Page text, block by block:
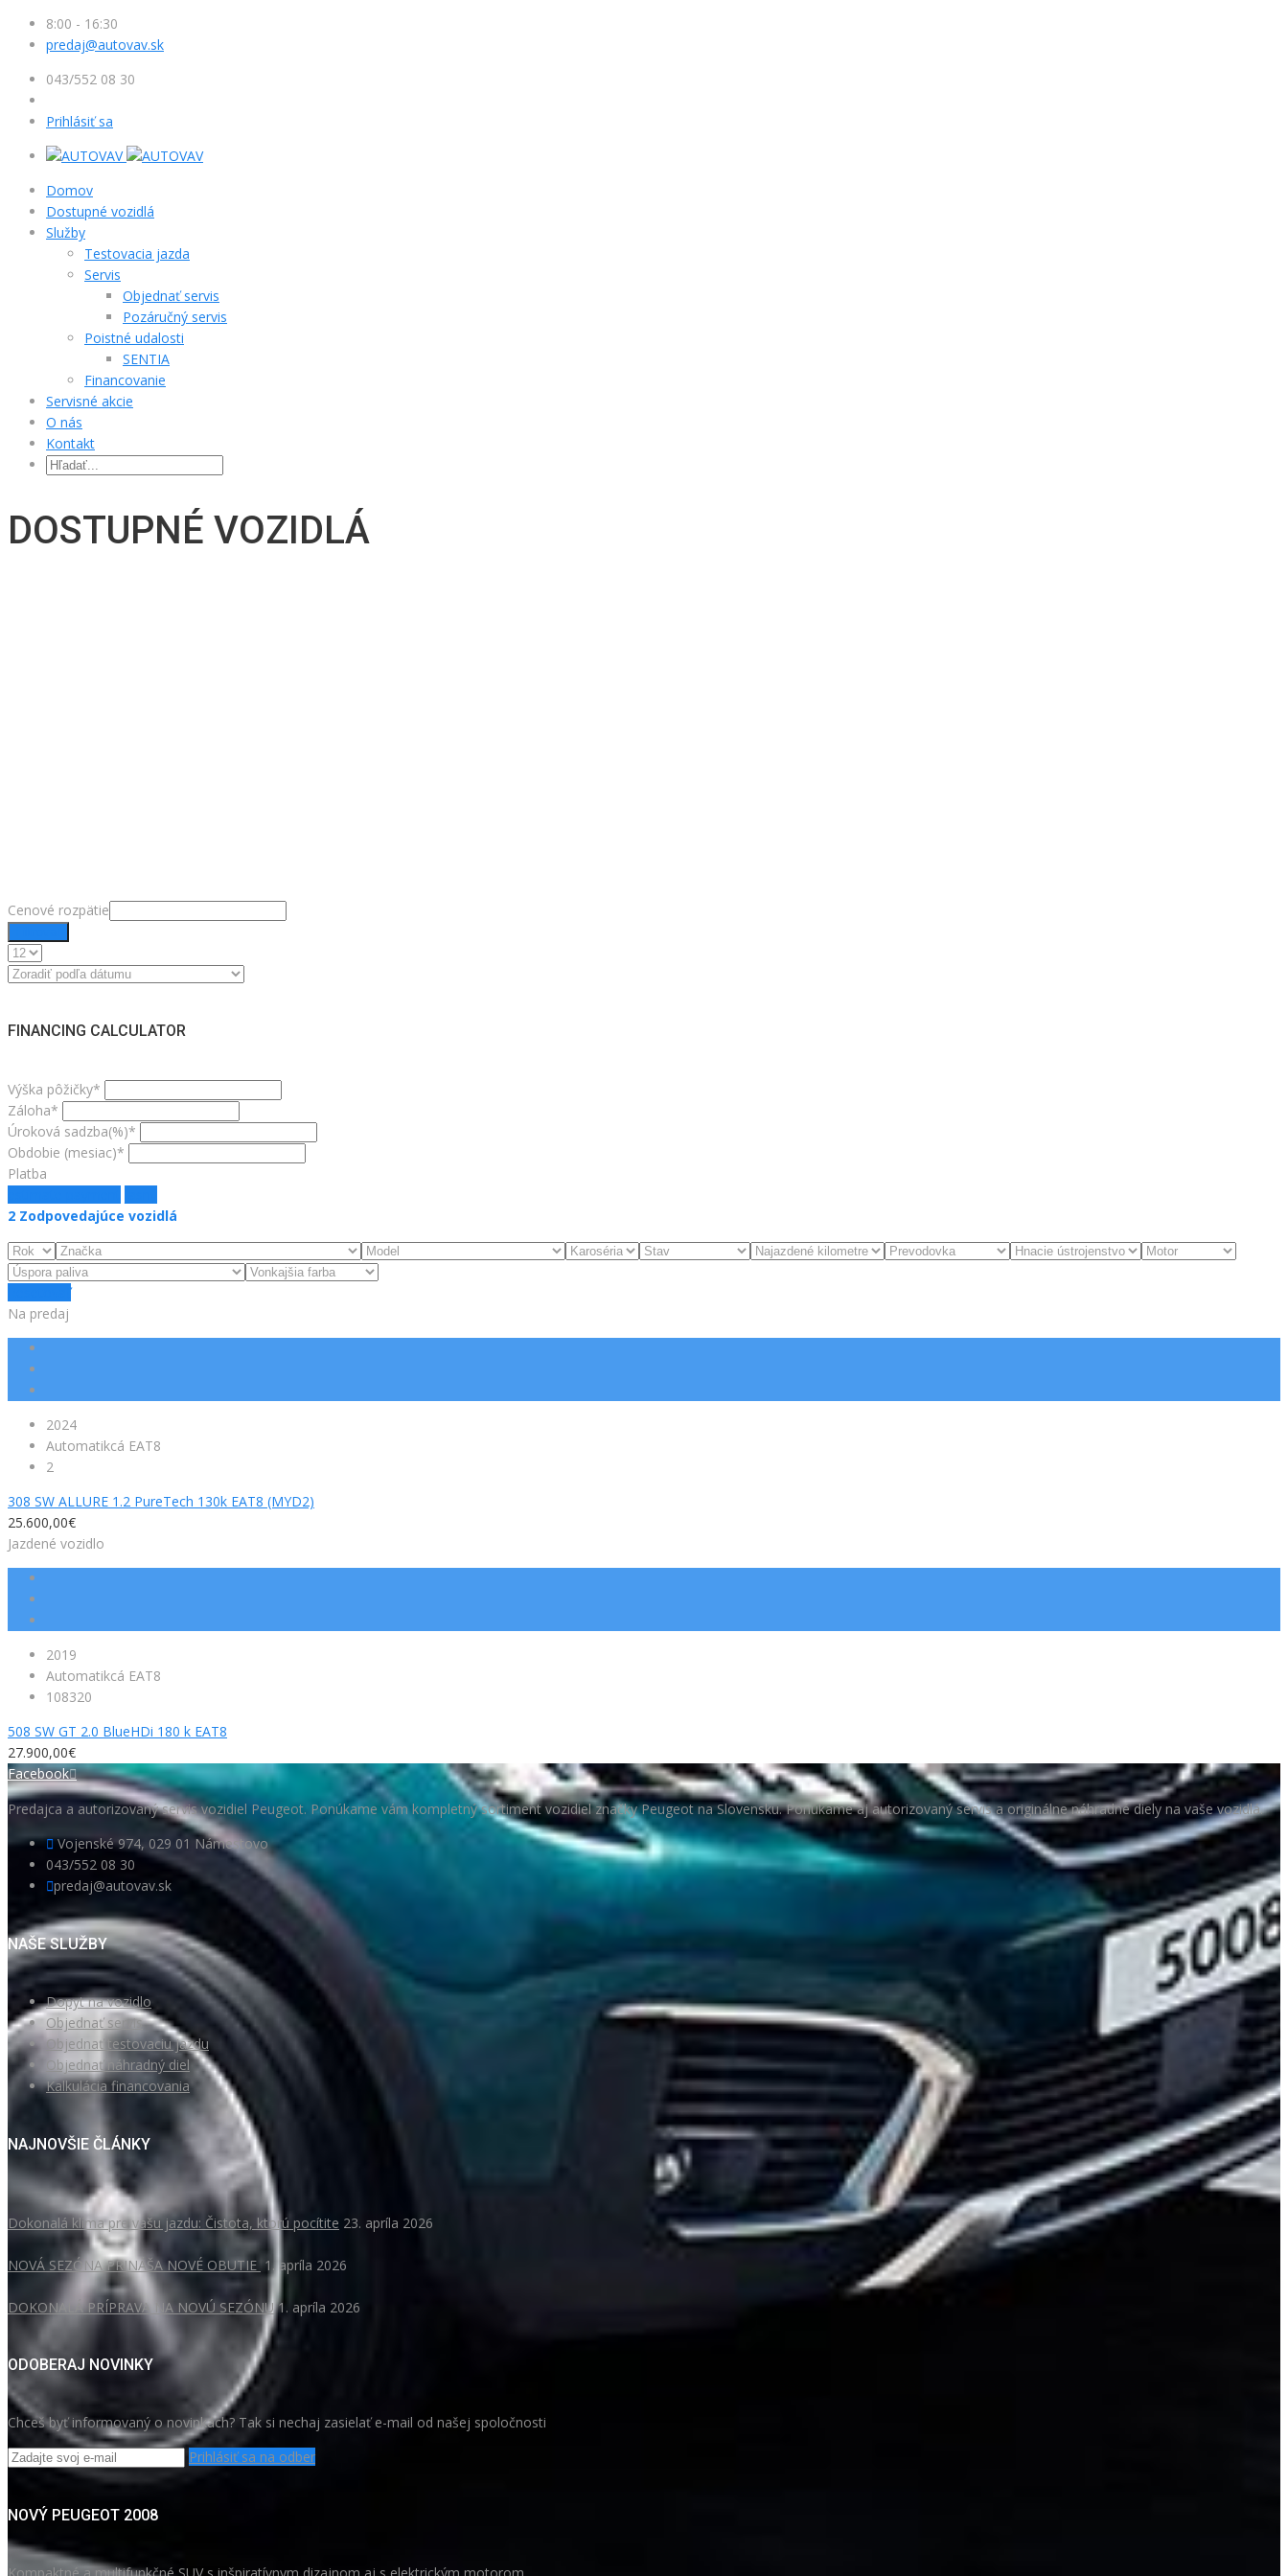
8:00 - 16:30
predaj@autovav.sk
043/552 08 30
Prihlásiť sa
Domov
Dostupné vozidlá
Služby
Testovacia jazda
Servis
Objednať servis
Pozáručný servis
Poistné udalosti
SENTIA
Financovanie
Servisné akcie
O nás
Kontakt
DOSTUPNÉ VOZIDLÁ
Cenové rozpätie
FINANCING CALCULATOR
Výška pôžičky*
Záloha*
Úroková sadzba(%)*
Obdobie (mesiac)*
Platba
2 Zodpovedajúce vozidlá
Na predaj
2024
Automatikcá EAT8
2
308 SW ALLURE 1.2 PureTech 130k EAT8 (MYD2)
25.600,00€
Jazdené vozidlo
2019
Automatikcá EAT8
108320
508 SW GT 2.0 BlueHDi 180 k EAT8
27.900,00€
Facebook
Predajca a autorizovaný servis vozidiel Peugeot. Ponúkame vám kompletný sortiment vozidiel značky Peugeot na Slovensku. Ponúkame aj autorizovaný servis a originálne náhradné diely na vaše vozidlá.
Vojenské 974, 029 01 Námestovo
043/552 08 30
predaj@autovav.sk
NAŠE SLUŽBY
Dopyt na vozidlo
Objednať servis
Objednať testovaciu jazdu
Objednať náhradný diel
Kalkulácia financovania
NAJNOVŠIE ČLÁNKY
Dokonalá klíma pre vašu jazdu: Čistota, ktorú pocítite 23. apríla 2026
NOVÁ SEZÓNA PRINÁŠA NOVÉ OBUTIE 1. apríla 2026
DOKONALÁ PRÍPRAVA NA NOVÚ SEZÓNU 1. apríla 2026
ODOBERAJ NOVINKY
Chceš byť informovaný o novinkách? Tak si nechaj zasielať e-mail od našej spoločnosti
Prihlásiť sa na odber
NOVÝ PEUGEOT 2008